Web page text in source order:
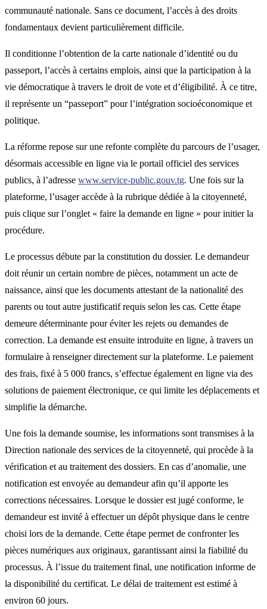
communauté nationale. Sans ce document, l’accès à des droits
fondamentaux devient particulièrement difficile.
Il conditionne l’obtention de la carte nationale d’identité ou du
passeport, l’accès à certains emplois, ainsi que la participation à la
vie démocratique à travers le droit de vote et d’éligibilité. À ce titre,
il représente un “passeport” pour l’intégration socioéconomique et
politique.
La réforme repose sur une refonte complète du parcours de l’usager,
désormais accessible en ligne via le portail officiel des services
publics, à l’adresse www.service-public.gouv.tg. Une fois sur la
plateforme, l’usager accède à la rubrique dédiée à la citoyenneté,
puis clique sur l’onglet « faire la demande en ligne » pour initier la
procédure.
Le processus débute par la constitution du dossier. Le demandeur
doit réunir un certain nombre de pièces, notamment un acte de
naissance, ainsi que les documents attestant de la nationalité des
parents ou tout autre justificatif requis selon les cas. Cette étape
demeure déterminante pour éviter les rejets ou demandes de
correction. La demande est ensuite introduite en ligne, à travers un
formulaire à renseigner directement sur la plateforme. Le paiement
des frais, fixé à 5 000 francs, s’effectue également en ligne via des
solutions de paiement électronique, ce qui limite les déplacements et
simplifie la démarche.
Une fois la demande soumise, les informations sont transmises à la
Direction nationale des services de la citoyenneté, qui procède à la
vérification et au traitement des dossiers. En cas d’anomalie, une
notification est envoyée au demandeur afin qu’il apporte les
corrections nécessaires. Lorsque le dossier est jugé conforme, le
demandeur est invité à effectuer un dépôt physique dans le centre
choisi lors de la demande. Cette étape permet de confronter les
pièces numériques aux originaux, garantissant ainsi la fiabilité du
processus. À l’issue du traitement final, une notification informe de
la disponibilité du certificat. Le délai de traitement est estimé à
environ 60 jours.